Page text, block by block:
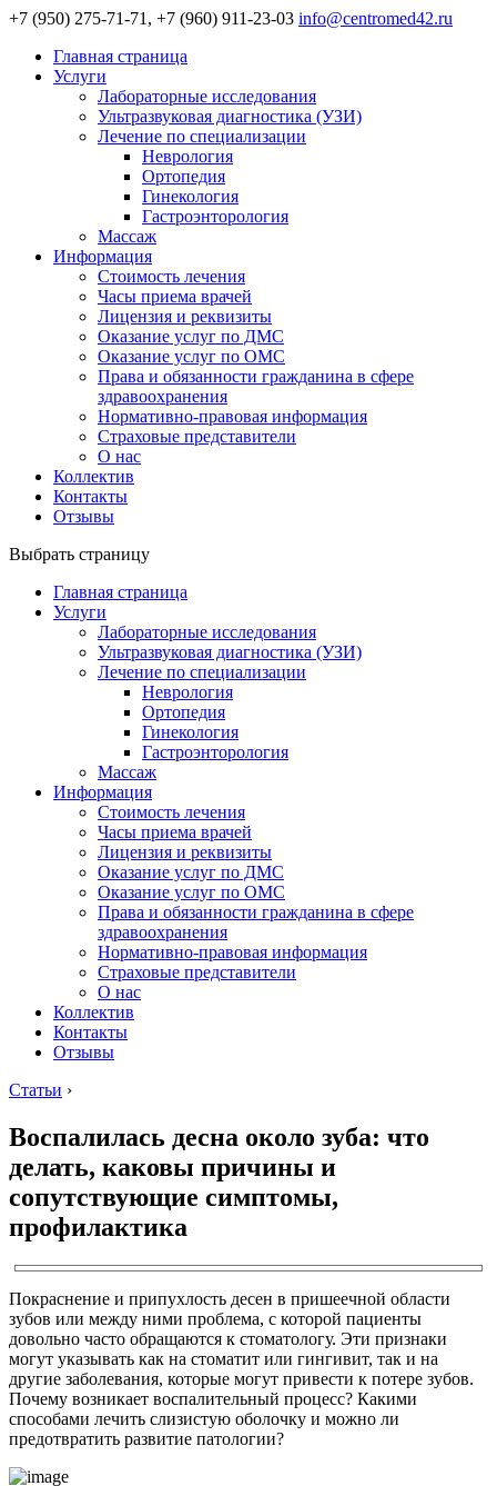
+7 (950) 275-71-71, +7 (960) 911-23-03 info@centromed42.ru
Главная страница
Услуги
Лабораторные исследования
Ультразвуковая диагностика (УЗИ)
Лечение по специализации
Неврология
Ортопедия
Гинекология
Гастроэнторология
Массаж
Информация
Стоимость лечения
Часы приема врачей
Лицензия и реквизиты
Оказание услуг по ДМС
Оказание услуг по ОМС
Права и обязанности гражданина в сфере
здравоохранения
Нормативно-правовая информация
Страховые представители
О нас
Коллектив
Контакты
Отзывы
Выбрать страницу
Главная страница
Услуги
Лабораторные исследования
Ультразвуковая диагностика (УЗИ)
Лечение по специализации
Неврология
Ортопедия
Гинекология
Гастроэнторология
Массаж
Информация
Стоимость лечения
Часы приема врачей
Лицензия и реквизиты
Оказание услуг по ДМС
Оказание услуг по ОМС
Права и обязанности гражданина в сфере
здравоохранения
Нормативно-правовая информация
Страховые представители
О нас
Коллектив
Контакты
Отзывы
Статьи ›
Воспалилась десна около зуба: что
делать, каковы причины и
сопутствующие симптомы,
профилактика
Покраснение и припухлость десен в пришеечной области
зубов или между ними проблема, с которой пациенты
довольно часто обращаются к стоматологу. Эти признаки
могут указывать как на стоматит или гингивит, так и на
другие заболевания, которые могут привести к потере зубов.
Почему возникает воспалительный процесс? Какими
способами лечить слизистую оболочку и можно ли
предотвратить развитие патологии?